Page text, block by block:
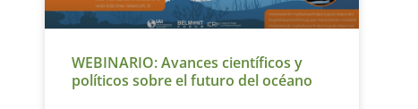
WEBINARIO: Avances científicos y
políticos sobre el futuro del océano